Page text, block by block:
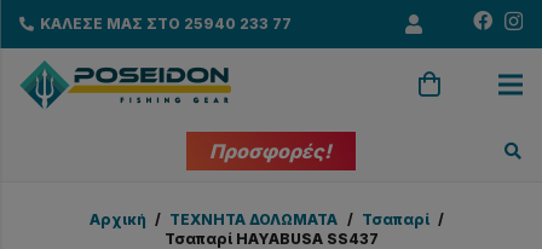
ΚΑΛΕΣΕ ΜΑΣ ΣΤΟ 25940 233 77
Προσφορές!
Αρχική / ΤΕΧΝΗΤΑ ΔΟΛΩΜΑΤΑ / Τσαπαρί /
Τσαπαρί HAYABUSA SS437